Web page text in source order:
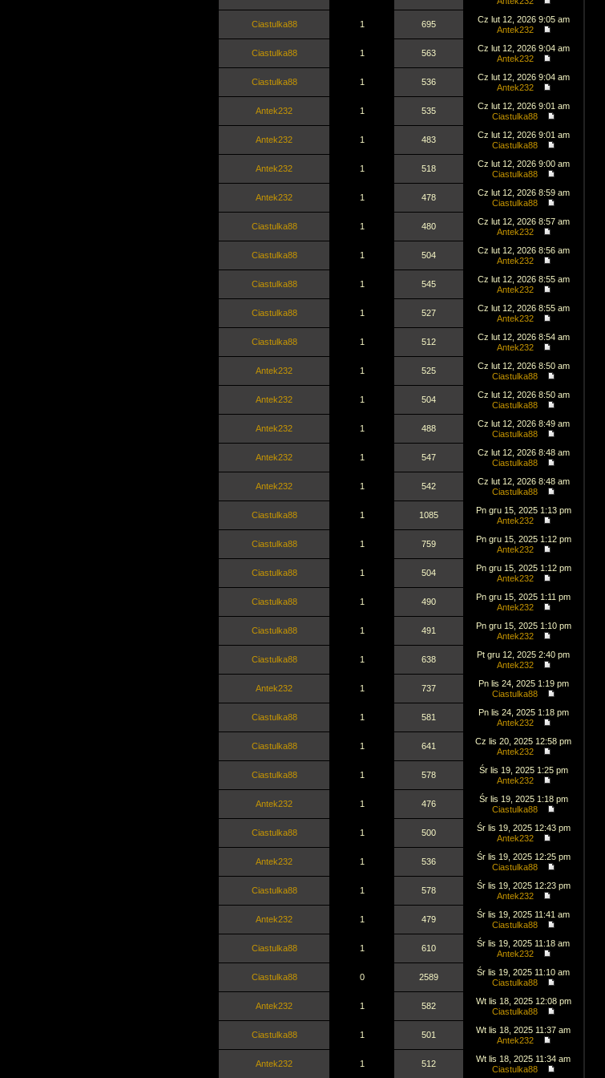
Ciastulka88 1 695
Cz lut 12, 2026 9:05 am
Antek232
Ciastulka88 1 563
Cz lut 12, 2026 9:04 am
Antek232
Ciastulka88 1 536
Cz lut 12, 2026 9:04 am
Antek232
Antek232 1 535
Cz lut 12, 2026 9:01 am
Ciastulka88
Antek232 1 483
Cz lut 12, 2026 9:01 am
Ciastulka88
Antek232 1 518
Cz lut 12, 2026 9:00 am
Ciastulka88
Antek232 1 478
Cz lut 12, 2026 8:59 am
Ciastulka88
Ciastulka88 1 480
Cz lut 12, 2026 8:57 am
Antek232
Ciastulka88 1 504
Cz lut 12, 2026 8:56 am
Antek232
Ciastulka88 1 545
Cz lut 12, 2026 8:55 am
Antek232
Ciastulka88 1 527
Cz lut 12, 2026 8:55 am
Antek232
Ciastulka88 1 512
Cz lut 12, 2026 8:54 am
Antek232
Antek232 1 525
Cz lut 12, 2026 8:50 am
Ciastulka88
Antek232 1 504
Cz lut 12, 2026 8:50 am
Ciastulka88
Antek232 1 488
Cz lut 12, 2026 8:49 am
Ciastulka88
Antek232 1 547
Cz lut 12, 2026 8:48 am
Ciastulka88
Antek232 1 542
Cz lut 12, 2026 8:48 am
Ciastulka88
Ciastulka88 1 1085
Pn gru 15, 2025 1:13 pm
Antek232
Ciastulka88 1 759
Pn gru 15, 2025 1:12 pm
Antek232
Ciastulka88 1 504
Pn gru 15, 2025 1:12 pm
Antek232
Ciastulka88 1 490
Pn gru 15, 2025 1:11 pm
Antek232
Ciastulka88 1 491
Pn gru 15, 2025 1:10 pm
Antek232
Ciastulka88 1 638
Pt gru 12, 2025 2:40 pm
Antek232
Antek232 1 737
Pn lis 24, 2025 1:19 pm
Ciastulka88
Ciastulka88 1 581
Pn lis 24, 2025 1:18 pm
Antek232
Ciastulka88 1 641
Cz lis 20, 2025 12:58 pm
Antek232
Ciastulka88 1 578
Śr lis 19, 2025 1:25 pm
Antek232
Antek232 1 476
Śr lis 19, 2025 1:18 pm
Ciastulka88
Ciastulka88 1 500
Śr lis 19, 2025 12:43 pm
Antek232
Antek232 1 536
Śr lis 19, 2025 12:25 pm
Ciastulka88
Ciastulka88 1 578
Śr lis 19, 2025 12:23 pm
Antek232
Antek232 1 479
Śr lis 19, 2025 11:41 am
Ciastulka88
Ciastulka88 1 610
Śr lis 19, 2025 11:18 am
Antek232
Ciastulka88 0 2589
Śr lis 19, 2025 11:10 am
Ciastulka88
Antek232 1 582
Wt lis 18, 2025 12:08 pm
Ciastulka88
Ciastulka88 1 501
Wt lis 18, 2025 11:37 am
Antek232
Antek232 1 512
Wt lis 18, 2025 11:34 am
Ciastulka88